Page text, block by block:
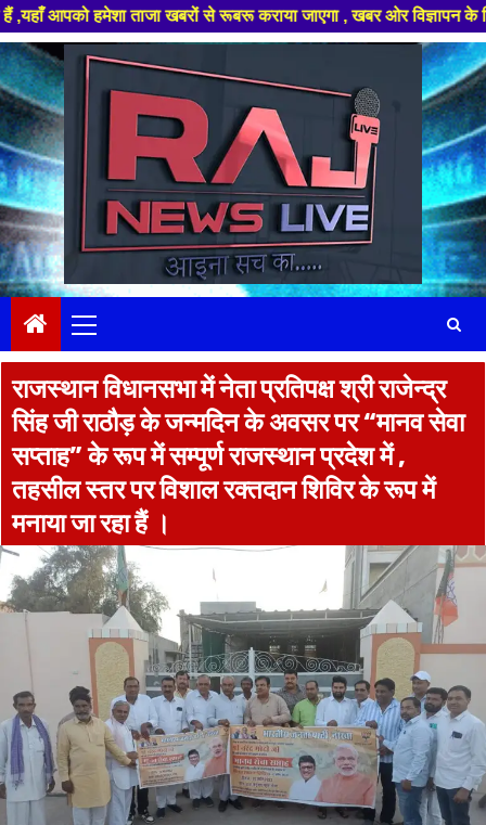
ताजा खबरों से रूबरू कराया जाएगा , खबर ओर विज्ञापन के लिए
Skip
to
content
Menu
राजस्थान विधानसभा में नेता प्रतिपक्ष श्री राजेन्द्र
सिंह जी राठौड़ के जन्मदिन के अवसर पर “मानव सेवा
सप्ताह” के रूप में सम्पूर्ण राजस्थान प्रदेश में ,
तहसील स्तर पर विशाल रक्तदान शिविर के रूप में
मनाया जा रहा हैं ।